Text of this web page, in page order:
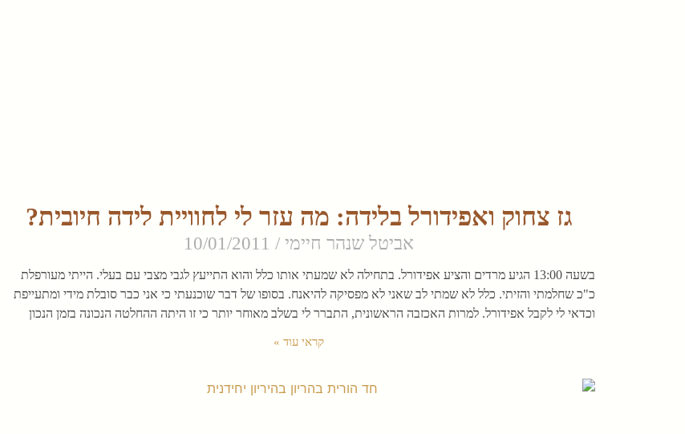
גז צחוק ואפידורל בלידה: מה עזר לי לחוויית לידה חיובית?
אביטל שנהר חיימי 10/01/2011
בשעה 13:00 הגיע מרדים והציע אפידורל. בתחילה לא שמעתי אותו כלל והוא התייעץ לגבי מצבי עם בעלי. הייתי מעורפלת
כ"כ שחלמתי והזיתי. כלל לא שמתי לב שאני לא מפסיקה להיאנח. בסופו של דבר שוכנעתי כי אני כבר סובלת מידי ומתעייפת
וכדאי לי לקבל אפידורל. למרות האכזבה הראשונית, התברר לי בשלב מאוחר יותר כי זו היתה ההחלטה הנכונה בזמן הנכון
קראי עוד »